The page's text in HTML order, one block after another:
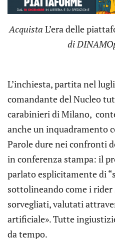
Acquista L’era delle
di
L’inchiesta, partita nel
comandante del Nucleo
carabinieri di Milano,
anche un inquadramento
Parole dure nei confronti
in conferenza stampa: il
parlato esplicitamente di
sottolineando come i rider
sorvegliati, valutati
artificiale». Tutte
da tempo.